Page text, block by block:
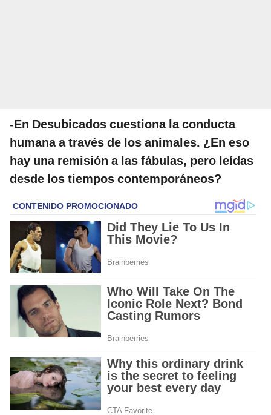
-En Desubicados cuestiona la conducta
humana a través de los animales. ¿En eso
hay una remisión a las fábulas, pero leídas
desde los tiempos contemporáneos?